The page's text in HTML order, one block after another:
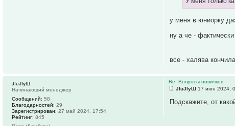
у меня в юниорку
ну а че -
все - халява
Re: Вопросы новичков
JIuJIyШ 17 июн 2024,
Подскажите, от
JIuJIyШ
Начинающий менеджер
Сообщений: 58
Благодарностей: 29
Зарегистрирован: 27 май 2024, 17:54
Рейтинг: 845